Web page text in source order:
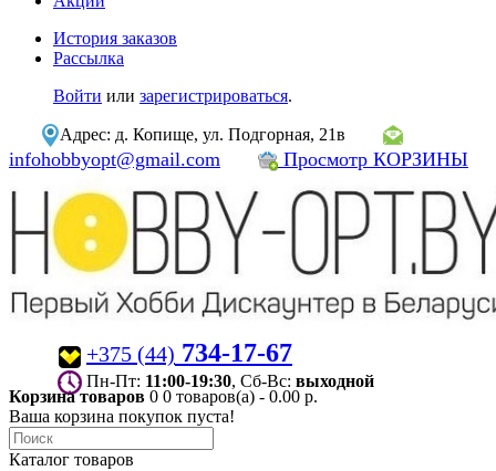
История заказов
Рассылка
Войти или зарегистрироваться.
Адрес: д. Копище, ул. Подгорная, 21в
infohobbyopt@gmail.com Просмотр КОРЗИНЫ
+375 (44) 734-17-67
Пн-Пт: 11:00-19:30 , Сб-Вс: выходной
Корзина товаров 0 0 товаров(а) - 0.00 р.
Ваша корзина покупок пуста!
Каталог товаров